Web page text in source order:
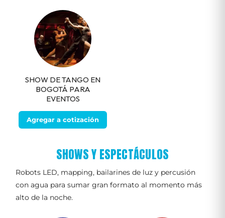
SHOW DE TANGO EN
BOGOTÁ PARA
EVENTOS
Agregar a cotización
SHOWS Y ESPECTÁCULOS
Robots LED, mapping, bailarines de luz y percusión
con agua para sumar gran formato al momento más
alto de la noche.